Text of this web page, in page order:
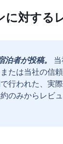
に対する
者が投稿。
たは当社の信
行われた、実
のみからレビ